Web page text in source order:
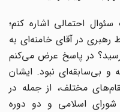
احتمالی اشاره کنم؛
در آقای خامنه‌‌ای به
در پاسخ عرض می‌‌کنم
بی‌سابقه‌‌ای نبود. ایشان
مختلف، از جمله در
اسلامی و دو دوره